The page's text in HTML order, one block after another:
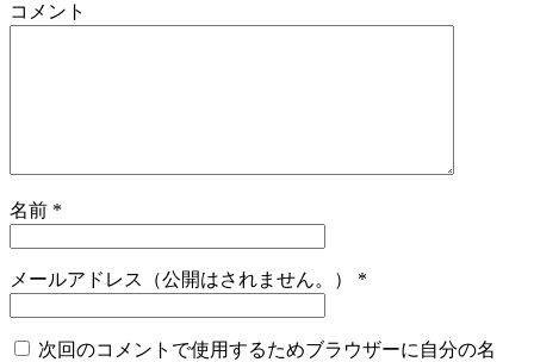
コメント
名前 *
メールアドレス（公開はされません。） *
次回のコメントで使用するためブラウザーに自分の名